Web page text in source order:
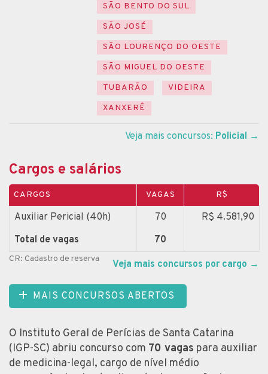
SÃO BENTO DO SUL
SÃO JOSÉ
SÃO LOURENÇO DO OESTE
SÃO MIGUEL DO OESTE
TUBARÃO
VIDEIRA
XANXERÊ
Veja mais concursos: Policial →
Cargos e salários
CARGOS VAGAS R$
Auxiliar Pericial (40h) 70
R$ 4.581,90
Total de vagas
70
CR: Cadastro de reserva Veja mais concursos por cargo →
MAIS CONCURSOS ABERTOS
O Instituto Geral de Perícias de Santa Catarina
(IGP-SC) abriu concurso com 70 vagas para auxiliar
de medicina-legal, cargo de nível médio